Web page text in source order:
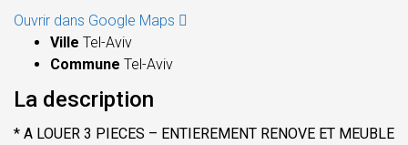
Ouvrir dans Google Maps
Ville Tel-Aviv
Commune Tel-Aviv
La description
* A LOUER 3 PIECES – ENTIEREMENT RENOVE ET MEUBLE